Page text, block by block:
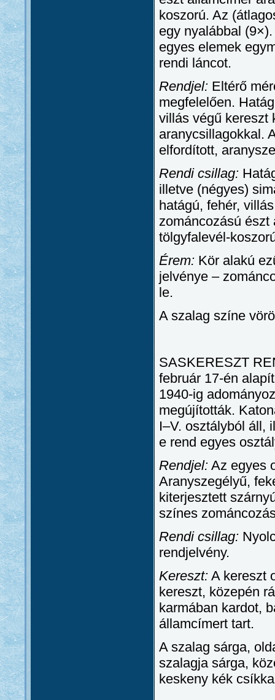
koszorú. Az
egy nyalábbal
egyes elemek
rendi láncot.
Rendjel: Eltérő
megfelelően.
villás végű kereszt
aranycsillagokkal.
elfordított,
Rendi csillag:
illetve (négyes)
hatágú, fehér,
zománcozású észt
tölgyfalevél-
Érem: Kör alakú
jelvénye –
le.
A szalag színe
SASKERESZT
február 17-én
1940-ig
megújították.
I–V. osztályból áll,
e rend egyes
Rendjel: Az egyes
Aranyszegélyű,
kiterjesztett
színes
Rendi csillag:
rendjelvény.
Kereszt: A kereszt
kereszt, közepén
karmában kardot,
államcímert tart.
A szalag sárga,
szalagja sárga,
keskeny kék